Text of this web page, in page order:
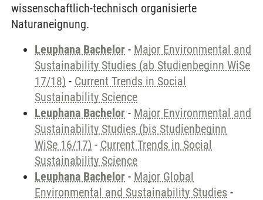
wissenschaftlich-technisch organisierte
Naturaneignung.
Leuphana Bachelor - Major Environmental and
Sustainability Studies (ab Studienbeginn WiSe
17/18) - Current Trends in Social
Sustainability Science
Leuphana Bachelor - Major Environmental and
Sustainability Studies (bis Studienbeginn
WiSe 16/17) - Current Trends in Social
Sustainability Science
Leuphana Bachelor - Major Global
Environmental and Sustainability Studies -